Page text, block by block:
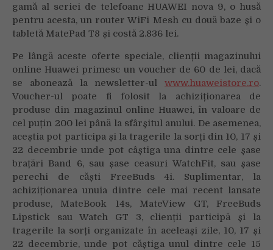
gamă al seriei de telefoane HUAWEI nova 9, o husă
pentru acesta, un router WiFi Mesh cu două baze și o
tabletă MatePad T8 și costă 2.836 lei.
Pe lângă aceste oferte speciale, clienții magazinului
online Huawei primesc un voucher de 60 de lei, dacă
se abonează la newsletter-ul www.huaweistore.ro.
Voucher-ul poate fi folosit la achiziționarea de
produse din magazinul online Huawei, în valoare de
cel puțin 200 lei până la sfârșitul anului. De asemenea,
aceștia pot participa și la tragerile la sorți din 10, 17 și
22 decembrie unde pot câștiga una dintre cele șase
brațări Band 6, sau șase ceasuri WatchFit, sau șase
perechi de căști FreeBuds 4i. Suplimentar, la
achiziționarea unuia dintre cele mai recent lansate
produse, MateBook 14s, MateView GT, FreeBuds
Lipstick sau Watch GT 3, clienții participă și la
tragerile la sorți organizate în aceleași zile, 10, 17 și
22 decembrie, unde pot căștiga unul dintre cele 15